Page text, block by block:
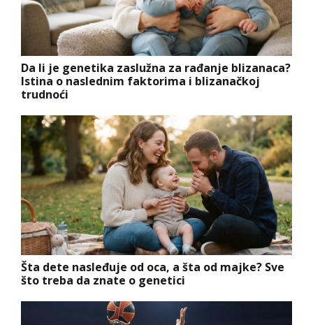
Da li je genetika zaslužna za rađanje blizanaca?
Istina o naslednim faktorima i blizanačkoj
trudnoći
Šta dete nasleđuje od oca, a šta od majke? Sve
što treba da znate o genetici